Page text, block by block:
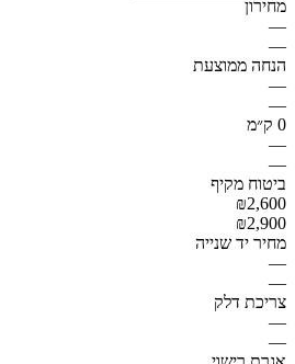
מחירון
—
—
הנחה ממוצעת
—
—
0 ק״מ
—
—
ביטוח מקיף
₪2,600
₪2,900
מחיר יד שנייה
—
—
צריכת דלק
—
—